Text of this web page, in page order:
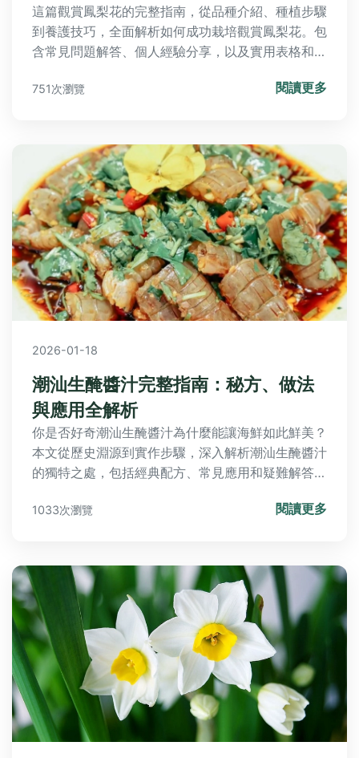
這篇觀賞鳳梨花的完整指南，從品種介紹、種植步驟
到養護技巧，全面解析如何成功栽培觀賞鳳梨花。包
含常見問題解答、個人經驗分享，以及實用表格和清
率。
751次瀏覽 閱讀更多
2026-01-18
潮汕生醃醬汁完整指南：秘方、做法
與應用全解析
你是否好奇潮汕生醃醬汁為什麼能讓海鮮如此鮮美？
本文從歷史淵源到實作步驟，深入解析潮汕生醃醬汁
的獨特之處，包括經典配方、常見應用和疑難解答，
1033次瀏覽 閱讀更多